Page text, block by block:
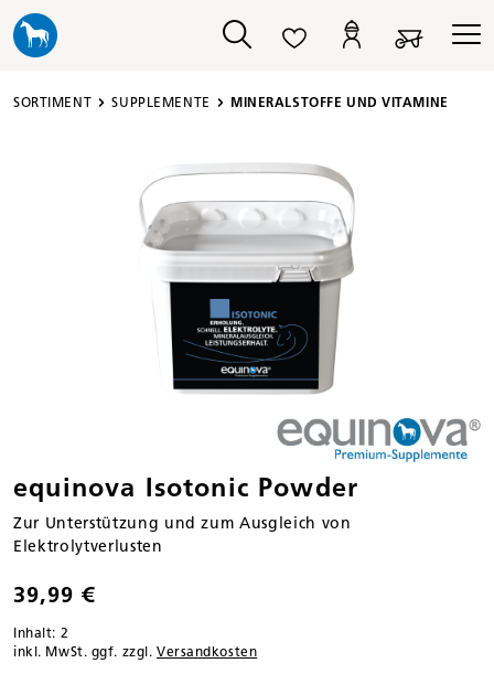
springen
SORTIMENT SUPPLEMENTE MINERALSTOFFE UND VITAMINE
Bildergalerie überspringen
equinova Isotonic Powder
Zur Unterstützung und zum Ausgleich von
Elektrolytverlusten
39,99 €
Inhalt: 2
inkl. MwSt. ggf. zzgl. Versandkosten